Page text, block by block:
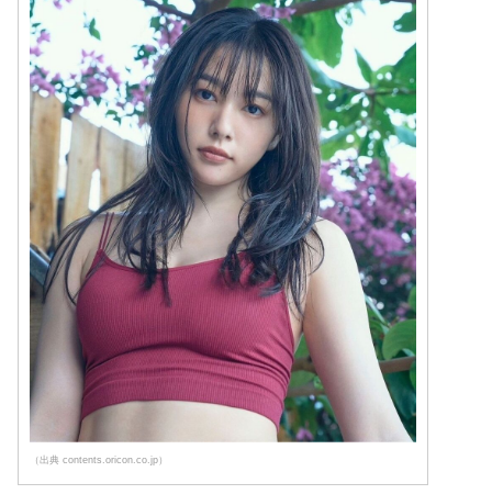
（出典 contents.oricon.co.jp）